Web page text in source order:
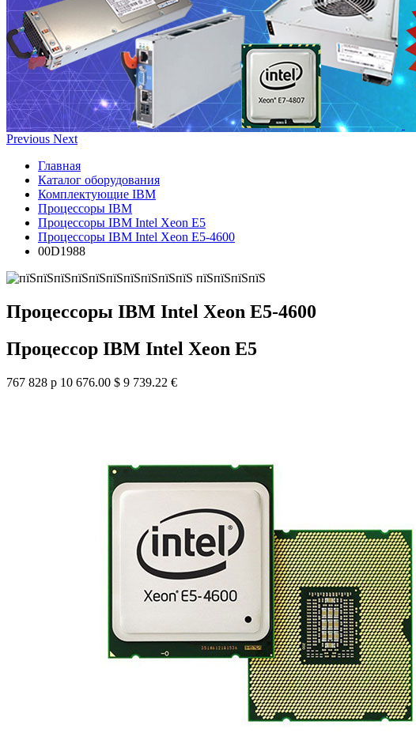
Previous Next
Главная
Каталог оборудования
Комплектующие IBM
Процессоры IBM
Процессоры IBM Intel Xeon E5
Процессоры IBM Intel Xeon E5-4600
00D1988
Процессоры IBM Intel Xeon E5-4600
Процессор IBM Intel Xeon E5
767 828 р 10 676.00 $ 9 739.22 €